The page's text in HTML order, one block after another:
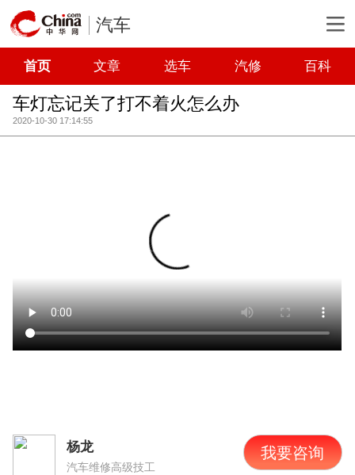
汽车
首页 文章 选车 汽修 百科
车灯忘记关了打不着火怎么办
2020-10-30 17:14:55
杨龙
汽车维修高级技工
我要咨询